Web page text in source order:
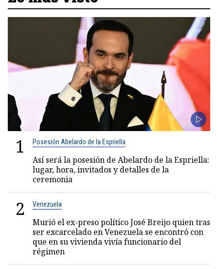
1 Posesión Abelardo de la Espriella
Así será la posesión de Abelardo de la Espriella:
lugar, hora, invitados y detalles de la
ceremonia
2 Venezuela
Murió el ex-preso político José Breijo quien tras
ser excarcelado en Venezuela se encontró con
que en su vivienda vivía funcionario del
régimen